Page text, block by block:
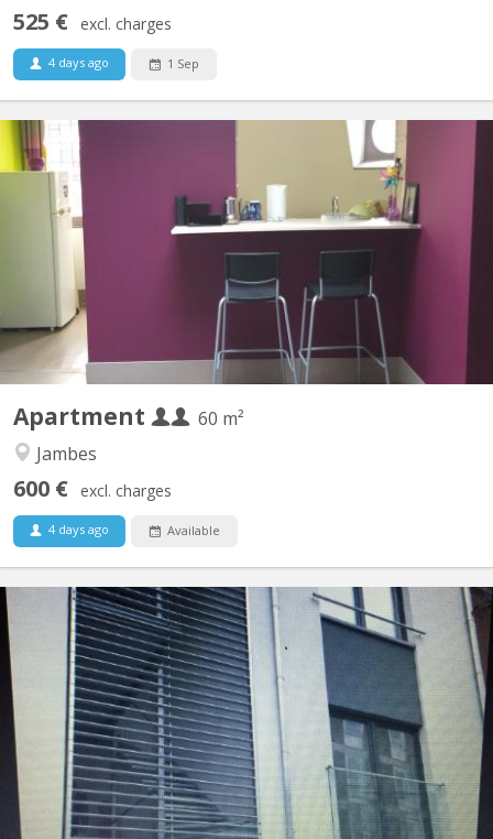
525 € excl. charges
4 days ago 1 Sep
Apartment
60 m²
Jambes
600 € excl. charges
4 days ago Available
KN 2513
Appartement entièrement meublé et autonome au dessus d'une
habitation familiale à Jambes (centre-ville). Ambiance calme et
studieuse. Location pour deux étudiant(e)s. 2 chambres - Grand
salon - Cuisine entièrement équipée - Salle de bain avec douche
et WC - TV et Internet. Facilités de parking...
KN 5857
Très beau duplex comprenant 3 chambres dont une avec un coin
douche/évier privé, un séjour, une cuisine équipée, une salle de
bains, 2 wc